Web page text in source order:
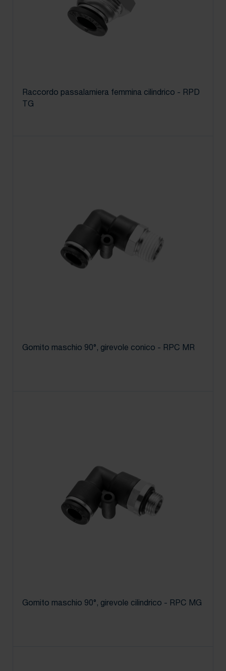
Raccordo passalamiera femmina cilindrico - RPD
TG
Gomito maschio 90°, girevole conico - RPC MR
Gomito maschio 90°, girevole cilindrico - RPC MG